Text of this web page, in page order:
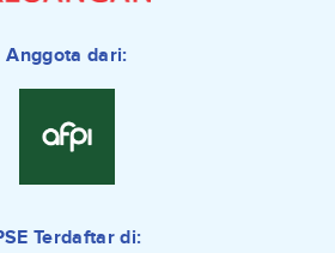
Anggota dari:
Terdaftar di: